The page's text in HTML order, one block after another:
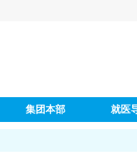
集团本部 就医